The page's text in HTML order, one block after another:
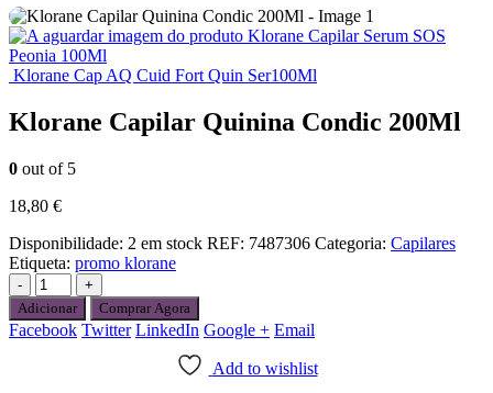
Klorane Capilar Serum SOS
Peonia 100Ml
Klorane Cap AQ Cuid Fort Quin Ser100Ml
Klorane Capilar Quinina Condic 200Ml
0 out of 5
18,80 €
Disponibilidade: 2 em stock REF: 7487306 Categoria: Capilares
Etiqueta: promo klorane
-
+
Adicionar
Comprar Agora
Facebook Twitter LinkedIn Google + Email
Add to wishlist